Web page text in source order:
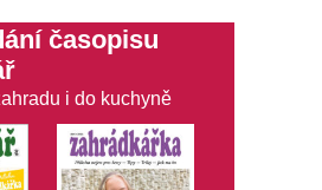
časopisu
i do kuchyně